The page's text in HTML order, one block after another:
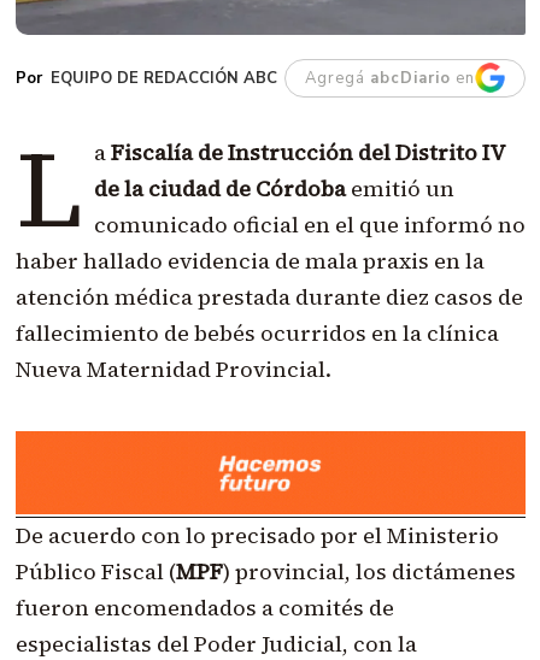
EQUIPO DE REDACCIÓN ABC Agregá abcDiario en
L aFiscalía de Instrucción del Distrito IV
de la ciudad de Córdobaemitió un
comunicado oficial en el que informó no
haber hallado evidencia de mala praxis en la
atención médica prestada durante diez casos de
fallecimiento de bebés ocurridos en la clínica
Nueva Maternidad Provincial.
De acuerdo con lo precisado por el Ministerio
Público Fiscal (MPF) provincial, los dictámenes
fueron encomendados a comités de
especialistas del Poder Judicial, con la